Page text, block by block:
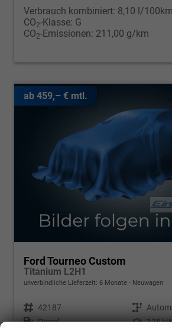
Verbrauch kombiniert: 8,10 l/100km
CO2-Klasse: G
CO2-Emissionen: 211,00 g/km
ab 459,– € mtl.
Ford Tourneo Custom
Titanium L2H1
unverbindliche Lieferzeit: 6 Monate Neuwagen
Fahrzeugnr. 42187 Getriebe
Kraftstoff Diesel Leistung 125